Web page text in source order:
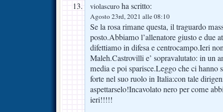
violascuro ha scritto:
Agosto 23rd, 2021 alle 08:10
Se la rosa rimane questa, il traguardo
posto.Abbiamo l’allenatore giusto e due
difettiamo in difesa e centrocampo.Ieri
Maleh.Castrovilli e’ sopravalutato: in un
media e poi sparisce.Leggo che ci hanno
forte nel suo ruolo in Italia:con tale
aspettarselo!Incavolato nero per come
ieri!!!!!